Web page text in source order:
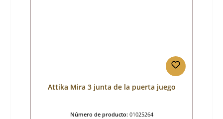
Attika Mira 3 junta de la puerta juego
Número de producto: 01025264